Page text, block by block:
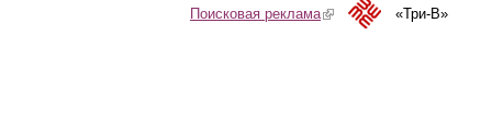
Поисковая реклама(link is external)«Три-В»